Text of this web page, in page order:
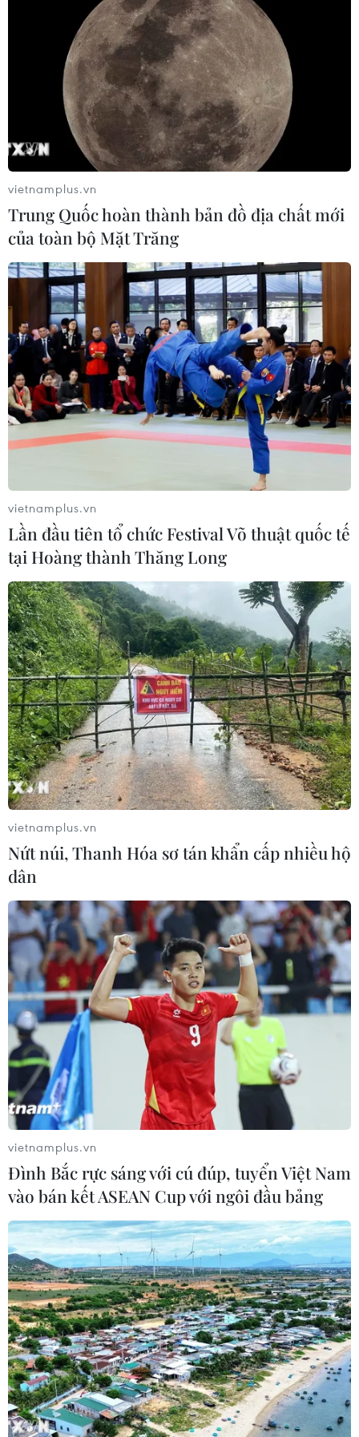
TIN CÙNG CHUYÊN MỤC
Mỹ có đang chuẩn bị một
chiến lược mới nhằm vào Iran?
07/08/2026 10:08
vietnamplus.vn
Trung Quốc hoàn thành bản đồ địa chất mới
của toàn bộ Mặt Trăng
vietnamplus.vn
Lần đầu tiên tổ chức Festival Võ thuật quốc tế
tại Hoàng thành Thăng Long
vietnamplus.vn
Nứt núi, Thanh Hóa sơ tán khẩn cấp nhiều hộ
dân
vietnamplus.vn
Đình Bắc rực sáng với cú đúp, tuyển Việt Nam
vào bán kết ASEAN Cup với ngôi đầu bảng